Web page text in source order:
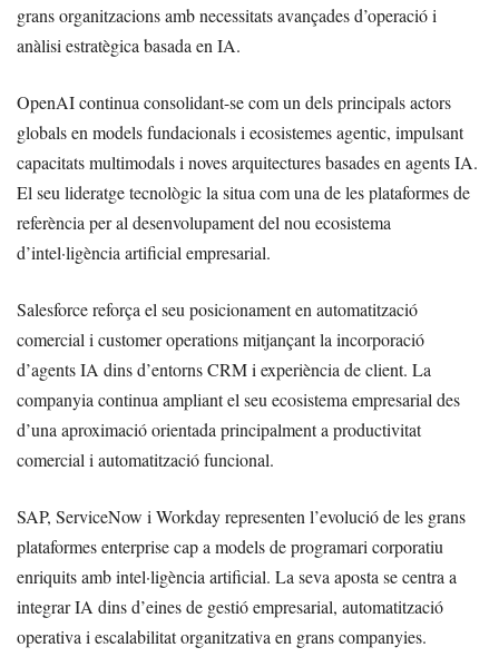
grans organitzacions amb necessitats avançades d’operació i
anàlisi estratègica basada en IA.
OpenAI continua consolidant-se com un dels principals actors
globals en models fundacionals i ecosistemes agentic, impulsant
capacitats multimodals i noves arquitectures basades en agents IA.
El seu lideratge tecnològic la situa com una de les plataformes de
referència per al desenvolupament del nou ecosistema
d’intel·ligència artificial empresarial.
Salesforce reforça el seu posicionament en automatització
comercial i customer operations mitjançant la incorporació
d’agents IA dins d’entorns CRM i experiència de client. La
companyia continua ampliant el seu ecosistema empresarial des
d’una aproximació orientada principalment a productivitat
comercial i automatització funcional.
SAP, ServiceNow i Workday representen l’evolució de les grans
plataformes enterprise cap a models de programari corporatiu
enriquits amb intel·ligència artificial. La seva aposta se centra a
integrar IA dins d’eines de gestió empresarial, automatització
operativa i escalabilitat organitzativa en grans companyies.